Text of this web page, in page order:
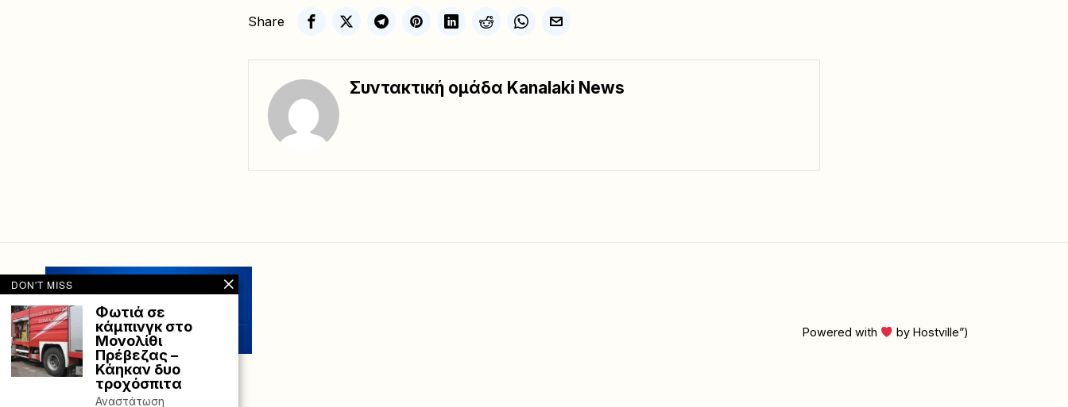
Share
Συντακτική ομάδα Kanalaki News
Powered with by Hostville”)
DON'T MISS
Φωτιά σε
κάμπινγκ στο
Μονολίθι
Πρέβεζας –
Κάηκαν δυο
τροχόσπιτα
Αναστάτωση